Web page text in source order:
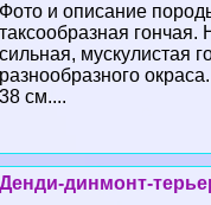
Фото и описание
таксообразная
сильная, мускулистая
разнообразного
38 см....
Денди-динмонт-